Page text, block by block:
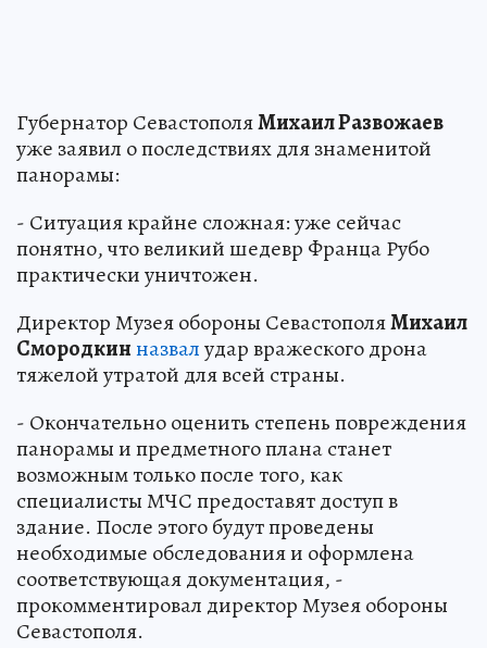
Губернатор СевастополяМихаил Развожаев
уже заявил о последствиях для знаменитой
панорамы:
- Ситуация крайне сложная: уже сейчас
понятно, что великий шедевр Франца Рубо
практически уничтожен.
Директор Музея обороны СевастополяМихаил
Смородкинназвалудар вражеского дрона
тяжелой утратой для всей страны.
- Окончательно оценить степень повреждения
панорамы и предметного плана станет
возможным только после того, как
специалисты МЧС предоставят доступ в
здание. После этого будут проведены
необходимые обследования и оформлена
соответствующая документация, -
прокомментировал директор Музея обороны
Севастополя.